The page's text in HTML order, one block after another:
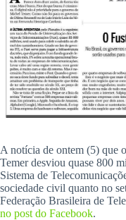
A notícia de ontem (5) que
Temer desviou quase 800
Sistema de
sociedade civil quanto no
Federação Brasileira de
no post do Facebook.